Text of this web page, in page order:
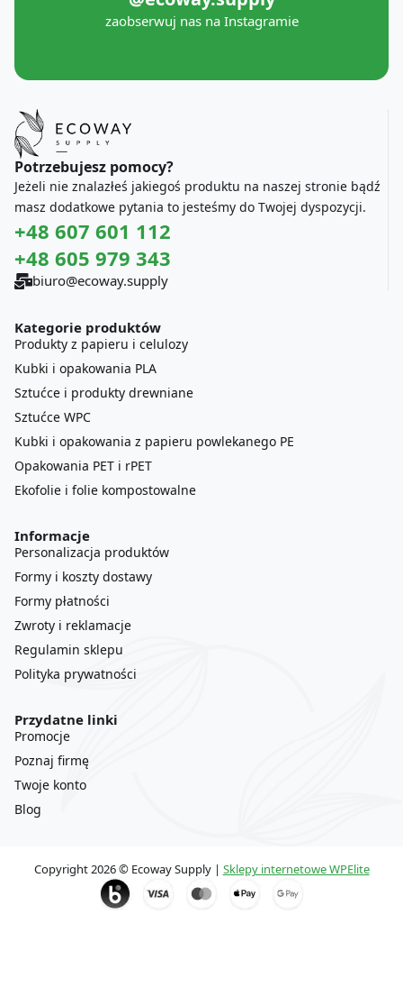
zaobserwuj nas na Instagramie
Potrzebujesz pomocy?
Jeżeli nie znalazłeś jakiegoś produktu na naszej stronie bądź
masz dodatkowe pytania to jesteśmy do Twojej dyspozycji.
+48 607 601 112
+48 605 979 343
biuro@ecoway.supply
Kategorie produktów
Produkty z papieru i celulozy
Kubki i opakowania PLA
Sztućce i produkty drewniane
Sztućce WPC
Kubki i opakowania z papieru powlekanego PE
Opakowania PET i rPET
Ekofolie i folie kompostowalne
Informacje
Personalizacja produktów
Formy i koszty dostawy
Formy płatności
Zwroty i reklamacje
Regulamin sklepu
Polityka prywatności
Przydatne linki
Promocje
Poznaj firmę
Twoje konto
Blog
Copyright 2026 © Ecoway Supply | Sklepy internetowe WPElite